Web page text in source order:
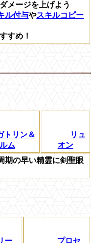
メージを上げよう
ル付与やスキルコピー
すめ！
トリン＆
ム
リュ
オン
期の早い精霊に剣聖眼
ー
プロセ